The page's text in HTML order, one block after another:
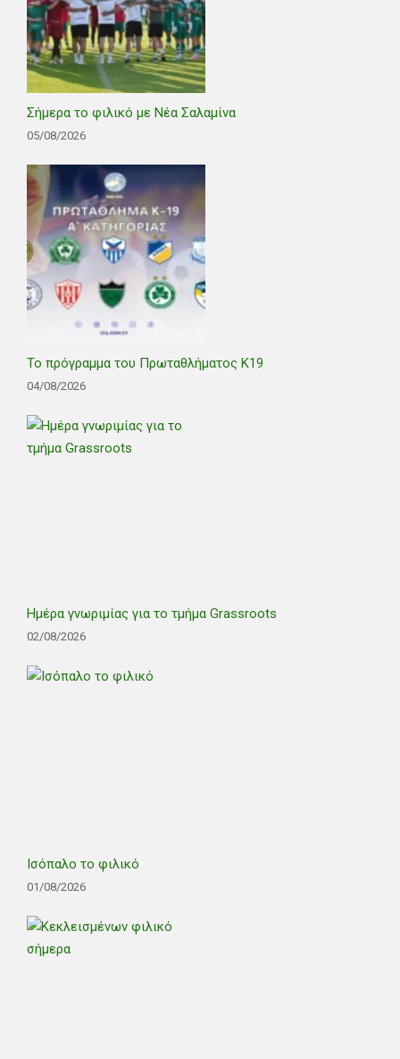
Σήμερα το φιλικό με Νέα Σαλαμίνα
05/08/2026
Το πρόγραμμα του Πρωταθλήματος Κ19
04/08/2026
Ημέρα γνωριμίας για το τμήμα Grassroots
02/08/2026
Ισόπαλο το φιλικό
01/08/2026